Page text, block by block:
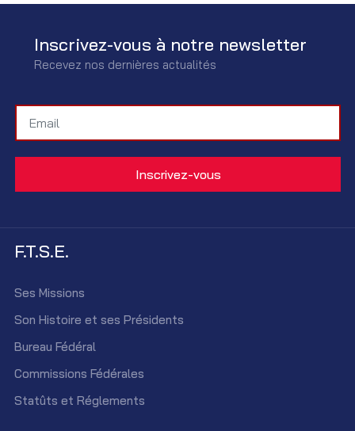
Inscrivez-vous à notre newsletter
Recevez nos dernières actualités
F.T.S.E.
Ses Missions
Son Histoire et ses Présidents
Bureau Fédéral
Commissions Fédérales
Statûts et Réglements